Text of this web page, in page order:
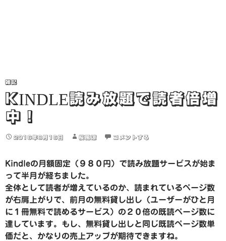
雑記
KINDLE読み放題で読者倍増
中！
2016年8月16日 桜風涼 コメントする
Kindleの月額固定（９８０円）で読み放題サービスが始ま
って半月が経ちました。
全体として読者が増えているのか、読まれているページ数
が右肩上がりで、前月の無料貸し出し（ユーザーがひと月
に１冊無料で読めるサービス）の２０倍の既読ページ数に
達しています。もし、無料貸し出しと同じ既読ページ数単
価だと、かなりの売上アップが期待できますね。